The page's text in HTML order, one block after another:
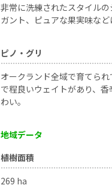
非常に洗練されたスタイル
ガント、ピュアな果実味な
ピノ・グリ
オークランド全域で育てら
で程良いウェイトがあり、
わい。
地域データ
植樹面積
269 ha